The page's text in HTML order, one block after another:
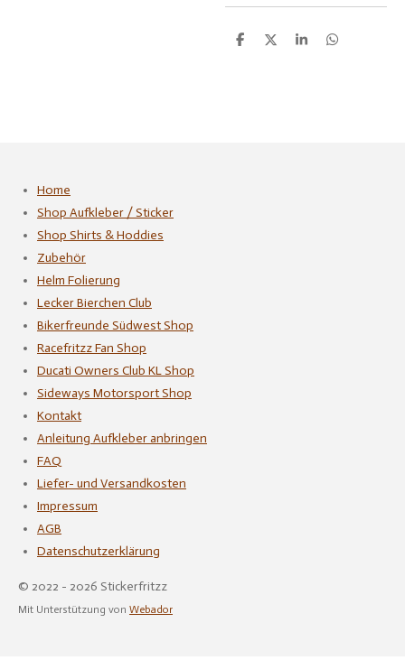
T
T
T
T
Home
Shop Aufkleber / Sticker
Shop Shirts & Hoddies
Zubehör
Helm Folierung
Lecker Bierchen Club
Bikerfreunde Südwest Shop
Racefritzz Fan Shop
Ducati Owners Club KL Shop
Sideways Motorsport Shop
Kontakt
Anleitung Aufkleber anbringen
FAQ
Liefer- und Versandkosten
Impressum
AGB
Datenschutzerklärung
© 2022 - 2026 Stickerfritzz
Mit Unterstützung von Webador